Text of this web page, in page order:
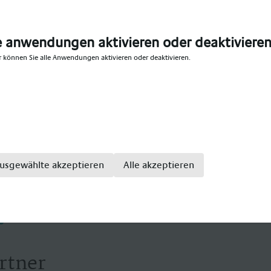
dich unverbindlich beraten. Postalisch eingesendete
datenschutzgerecht vernichtet. Konditionen werden
im medizinischen Bereich, mit einem
Wir bieten Teil- und Vollzeitstellen für:
Altenpfleger, Hebammen, Pflegefachkraft,
Pflegefachfrau, Pflegefachmann,
Krankenhaus Intensivfachkraft,
anwendungen aktivieren oder deaktivieren
können Sie alle Anwendungen aktivieren oder deaktivieren.
akzeptieren Alle akzeptieren